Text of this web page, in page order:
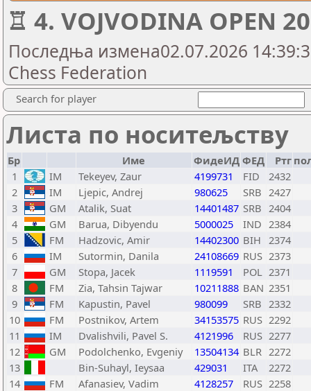
♖ 4. VOJVODINA OPEN
Последња измена02.07.2026
Chess Federation
Search for player
Листа по носитељству
Бр Име ФидеИД ФЕД Ртг
1
IM Tekeyev, Zaur 4199731 FID
2432
2
IM Ljepic, Andrej 980625 SRB 2427
3
GM Atalik, Suat 14401487 SRB 2404
4
GM Barua, Dibyendu 5000025 IND 2384
5
FM Hadzovic, Amir 14402300 BIH 2374
6
IM Sutormin, Danila 24108669 RUS 2373
7
GM Stopa, Jacek 1119591 POL 2371
8
FM Zia, Tahsin Tajwar 10211888 BAN 2351
9
FM Kapustin, Pavel 980099 SRB 2332
10
FM Postnikov, Artem 34153575 RUS 2292
11
IM Dvalishvili, Pavel S. 4121996 RUS 2277
12
GM Podolchenko, Evgeniy 13504134 BLR 2272
13
Bin-Suhayl, Ieysaa 429031 ITA
2272
14
FM Afanasiev, Vadim 4128257 RUS 2258